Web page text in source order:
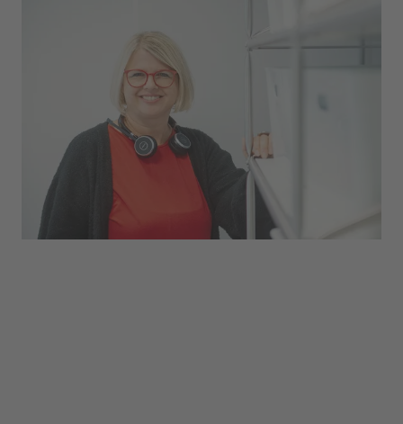
Von der Bewerbung bis weit über die Einstellung
hinaus: Unser HR-Team begleitet neue
Kolleginnen und Kollegen auf ihrem Weg bei der
uvex group. Es gestaltet sämtliche
Stellenausschreibungen und ist täglich für die
Anliegen unserer Mitarbeitenden da.